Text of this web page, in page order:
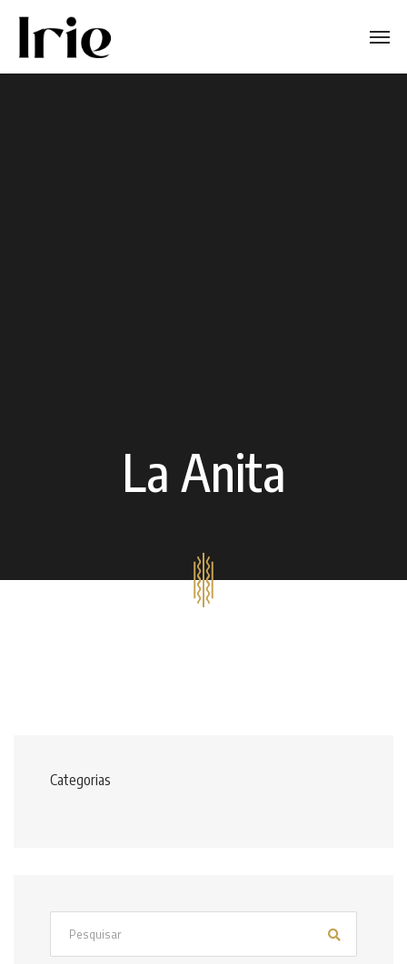
La Anita
Categorias